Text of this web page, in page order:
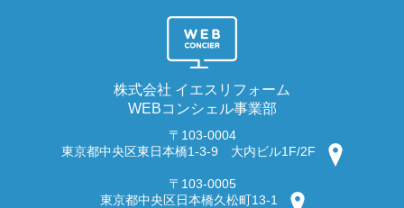
株式会社 イエスリフォーム
WEBコンシェル事業部
〒103-0004
東京都中央区東日本橋1-3-9 大内ビル1F/2F
〒103-0005
東京都中央区日本橋久松町13-1